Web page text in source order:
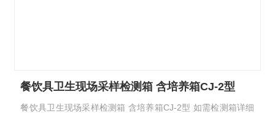
餐饮具卫生现场采样检测箱 含培养箱CJ-2型
餐饮具卫生现场采样检测箱 含培养箱CJ-2型 如需检测箱详细